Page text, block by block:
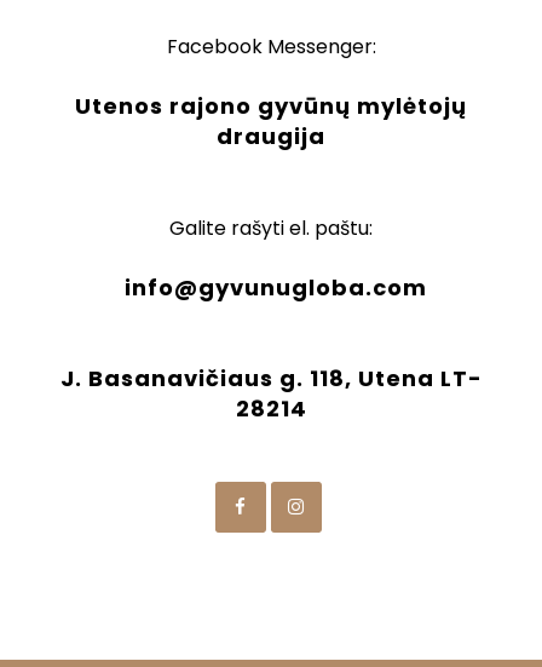
Facebook Messenger:
Utenos rajono gyvūnų mylėtojų
draugija
Galite rašyti el. paštu:
info@gyvunugloba.com
J. Basanavičiaus g. 118, Utena LT-
28214